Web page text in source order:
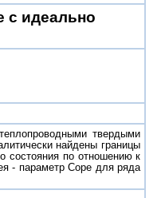
с идеально
твердыми
найдены границы
состояния по отношению к
- параметр Соре для ряда